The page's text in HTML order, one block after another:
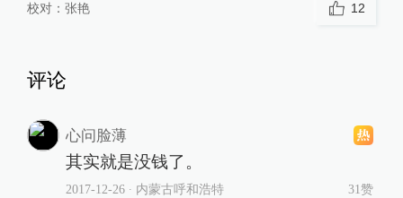
校对： 张艳 12
评论
心问脸薄
其实就是没钱了。
2017-12-26∙ 内蒙古呼和浩特 31赞